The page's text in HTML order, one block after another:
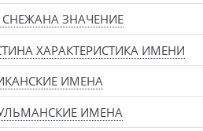
ЗНАЧЕНИЕ
ХАРАКТЕРИСТИКА ИМЕНИ
ИМЕНА
ИМЕНА